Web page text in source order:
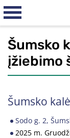
Šumsko
įžiebimo
Šumsko
Sodo g. 2,
2025 m.